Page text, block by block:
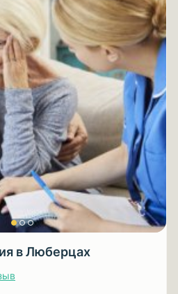
в Люберцах